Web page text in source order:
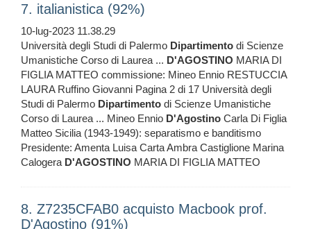
7. italianistica (92%)
10-lug-2023 11.38.29
Università degli Studi di Palermo Dipartimento di Scienze
Umanistiche Corso di Laurea ... D'AGOSTINO MARIA DI
FIGLIA MATTEO commissione: Mineo Ennio RESTUCCIA
LAURA Ruffino Giovanni Pagina 2 di 17 Università degli
Studi di Palermo Dipartimento di Scienze Umanistiche
Corso di Laurea ... Mineo Ennio D'Agostino Carla Di Figlia
Matteo Sicilia (1943-1949): separatismo e banditismo
Presidente: Amenta Luisa Carta Ambra Castiglione Marina
Calogera D'AGOSTINO MARIA DI FIGLIA MATTEO
8. Z7235CFAB0 acquisto Macbook prof.
D'Agostino (91%)